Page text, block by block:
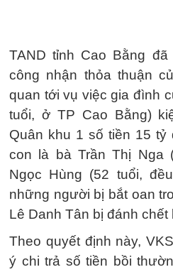
TAND tỉnh Cao Bằng
công nhận thỏa thuận
quan tới vụ việc gia đình
tuổi, ở TP Cao Bằng)
Quân khu 1 số tiền 15 tỷ
con là bà Trần Thị Nga
Ngọc Hùng (52 tuổi,
những người bị bắt oan
Lê Danh Tân bị đánh chết
Theo quyết định này,
ý chi trả số tiền bồi